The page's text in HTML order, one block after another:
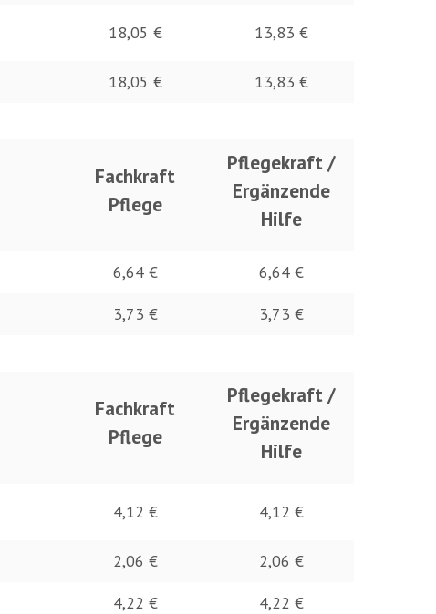
18,05 € 13,83 €
18,05 € 13,83 €
Fachkraft
Pflege
Pflegekraft /
Ergänzende
Hilfe
6,64 €
6,64 €
3,73 € 3,73 €
Fachkraft
Pflege
Pflegekraft /
Ergänzende
Hilfe
4,12 € 4,12 €
2,06 €
2,06 €
4,22 € 4,22 €